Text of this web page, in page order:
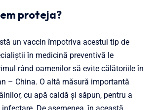
proteja?
un vaccin împotriva acestui tip de
în medicină preventivă le
rând oamenilor să evite călătoriile în
– China. O altă măsură importantă
cu apă caldă și săpun, pentru a
De asemenea, în această